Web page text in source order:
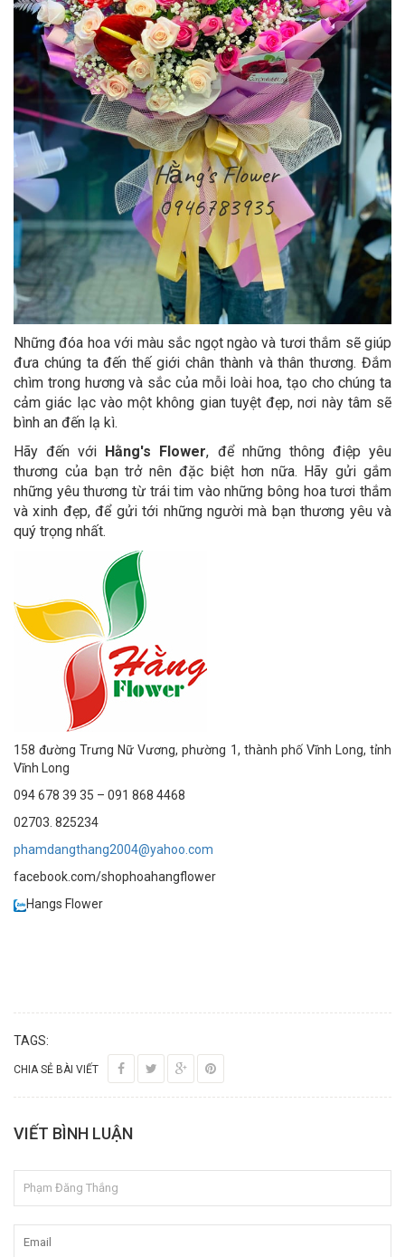
Những đóa hoa với màu sắc ngọt ngào và tươi thắm sẽ giúp
đưa chúng ta đến thế giới chân thành và thân thương. Đắm
chìm trong hương và sắc của mỗi loài hoa, tạo cho chúng ta
cảm giác lạc vào một không gian tuyệt đẹp, nơi này tâm sẽ
bình an đến lạ kì.
Hãy đến với
Hằng's Flower, để những thông điệp yêu
thương của bạn trở nên đặc biệt hơn nữa. Hãy gửi gắm
những yêu thương từ trái tim vào những bông hoa tươi thắm
và xinh đẹp, để gửi tới những người mà bạn thương yêu và
quý trọng nhất.
158 đường Trưng Nữ Vương, phường 1, thành phố Vĩnh Long, tỉnh
Vĩnh Long
094 678 39 35 – 091 868 4468
02703. 825234
phamdangthang2004@yahoo.com
facebook.com/shophoahangflower
Hangs Flower
TAGS:
CHIA SẺ BÀI VIẾT
VIẾT BÌNH LUẬN